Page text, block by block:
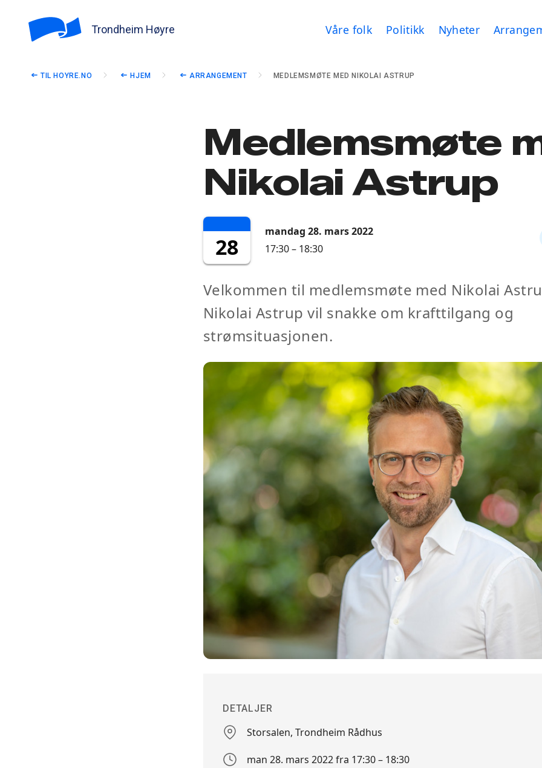
Trondheim Høyre Våre folk Politikk Nyheter
TIL HOYRE.NO HJEM ARRANGEMENT MEDLEMSMØTE MED NIKOLAI ASTRUP
Medlemsmøte
Nikolai Astrup
28
mandag 28. mars 2022
17:30 – 18:30
Velkommen til medlemsmøte med Nikolai
Nikolai Astrup vil snakke om krafttilgang og
strømsituasjonen.
DETALJER
StedetStorsalen, Trondheim Rådhus
Arrangement
man 28. mars 2022 fra 17:30 – 18:30